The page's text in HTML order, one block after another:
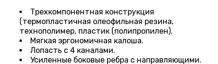
Трехкомпонентная конструкция
(термопластичная олеофильная резина,
технополимер, пластик (полипропилен).
Мягкая эргономичная калоша.
Лопасть с 4 каналами.
Усиленные боковые ребра с направляющими.